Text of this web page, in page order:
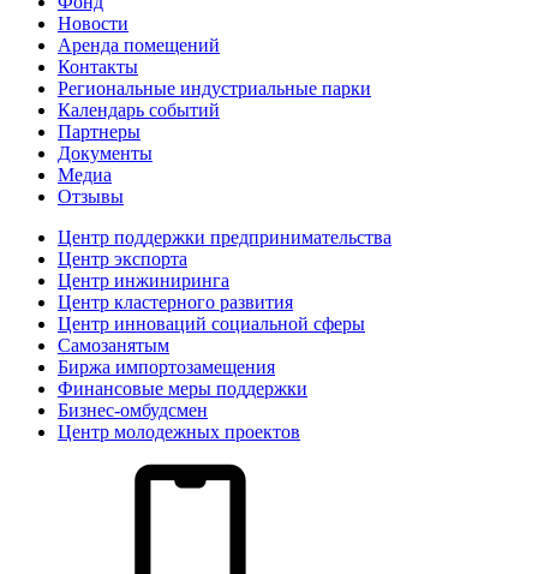
Новости
Аренда помещений
Контакты
Региональные индустриальные парки
Календарь событий
Партнеры
Документы
Медиа
Отзывы
Центр поддержки предпринимательства
Центр экспорта
Центр инжиниринга
Центр кластерного развития
Центр инноваций социальной сферы
Cамозанятым
Биржа импортозамещения
Финансовые меры поддержки
Бизнес-омбудсмен
Центр молодежных проектов